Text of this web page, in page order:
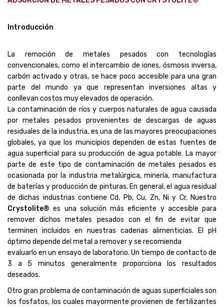
Introducción
La remoción de metales pesados con tecnologías
convencionales, como el intercambio de iones, ósmosis inversa,
carbón activado y otras, se hace poco accesible para una gran
parte del mundo ya que representan inversiones altas y
conllevan costos muy elevados de operación.
La contaminación de ríos y cuerpos naturales de agua causada
por metales pesados provenientes de descargas de aguas
residuales de la industria, es una de las mayores preocupaciones
globales, ya que los municipios dependen de estas fuentes de
agua superficial para su producción de agua potable. La mayor
parte de este tipo de contaminación de metales pesados es
ocasionada por la industria metalúrgica, minería, manufactura
de baterías y producción de pinturas. En general, el agua residual
de dichas industrias contiene Cd, Pb, Cu, Zn, Ni y Cr. Nuestro
Crystolite® es una solución más eficiente y accesible para
remover dichos metales pesados con el fin de evitar que
terminen incluidos en nuestras cadenas alimenticias. El pH
óptimo depende del metal a remover y se recomienda
evaluarlo en un ensayo de laboratorio. Un tiempo de contacto de
3 a 5 minutos generalmente proporciona los resultados
deseados.
Otro gran problema de contaminación de aguas superficiales son
los fosfatos, los cuales mayormente provienen de fertilizantes